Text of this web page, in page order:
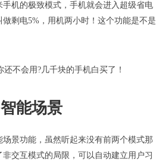
机的极致模式，手机就会进入超级省电
剩电5%，用机两小时！这个功能是不是
能场景
景功能，虽然听起来没有前两个模式那
交互模式的局限，可以自动建立用户习